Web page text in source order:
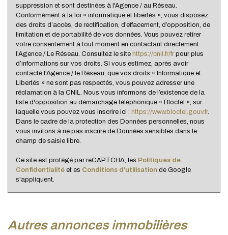
Taxe habitation
Taxe foncière
16,21 %
Habitants de moins de 25 ans
36,59 %
Habitants de 25 à 55 ans
41,03 %
Habitants de plus de 55 ans
22,38 %
Nombre d'enfants par famille
Familles sans enfant
44,77 %
Familles avec 1 ou 2 enfants
0 %
Maisons
6,25 %
Familles avec 3 enfants
suppression et sont destinées à l'Agence / au Réseau.
Conformément à la loi « informatique et libertés », vous disposez
des droits d’accès, de rectification, d’effacement, d’opposition, de
limitation et de portabilité de vos données. Vous pouvez retirer
votre consentement à tout moment en contactant directement
l’Agence / Le Réseau. Consultez le site https://cnil.fr/fr pour plus
d’informations sur vos droits. Si vous estimez, après avoir
contacté l'Agence / le Réseau, que vos droits « Informatique et
Libertés » ne sont pas respectés, vous pouvez adresser une
réclamation à la CNIL. Nous vous informons de l’existence de la
liste d'opposition au démarchage téléphonique « Bloctel », sur
laquelle vous pouvez vous inscrire ici : https://www.bloctel.gouv.fr.
Dans le cadre de la protection des Données personnelles, nous
vous invitons à ne pas inscrire de Données sensibles dans le
champ de saisie libre.
Ce site est protégé par reCAPTCHA, les Politiques de
Confidentialité et es Conditions d'utilisation de Google
s'appliquent.
autres annonces immobilières